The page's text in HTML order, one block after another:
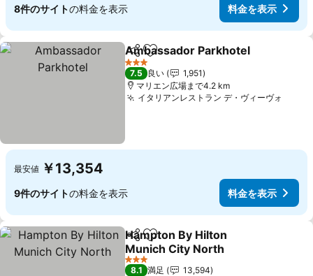
8件のサイトの料金を表示 料金を表示
シェアお気に入りに追加
Ambassador Parkhotel
3 ホテルのランク
7.5 良い
1,951
マリエン広場まで4.2 km
イタリアンレストラン デ・ヴィーヴォ
最安値 ￥13,354
9件のサイトの料金を表示 料金を表示
シェアお気に入りに追加
Hampton By Hilton
Munich City North
料金を表示
3 ホテルのランク
8.1 満足
13,594